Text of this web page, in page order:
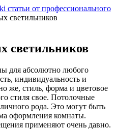
статьи от профессионального
светильников
светильников
для абсолютно любого
индивидуальность и
же, стиль, форма и цветовое
стиля свое. Потолочные
рода. Это могут быть
оформления комнаты.
применяют очень давно.